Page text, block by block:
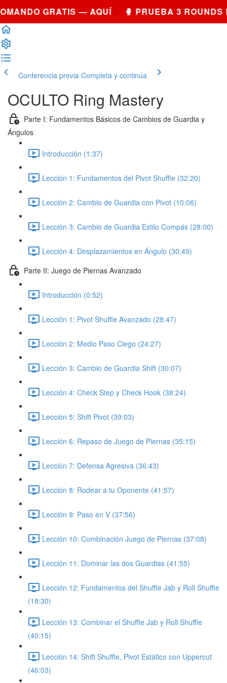
GRATIS — AQUÍ 🥊 PRUEBA 3
Conferencia previa Completa y continúa
OCULTO Ring Mastery
Parte I: Fundamentos Básicos de Cambios de Guardia y
Ángulos
Introducción (1:37)
Lección 1: Fundamentos del Pivot Shuffle (32:20)
Lección 2: Cambio de Guardia con Pivot (10:06)
Lección 3: Cambio de Guardia Estilo Compás (28:00)
Lección 4: Desplazamientos en Ángulo (30:49)
Parte II: Juego de Piernas Avanzado
Introducción (0:52)
Lección 1: Pivot Shuffle Avanzado (28:47)
Lección 2: Medio Paso Ciego (24:27)
Lección 3: Cambio de Guardia Shift (30:07)
Lección 4: Check Step y Check Hook (38:24)
Lección 5: Shift Pivot (39:03)
Lección 6: Repaso de Juego de Piernas (35:15)
Lección 7: Defensa Agresiva (36:43)
Lección 8: Rodear a tu Oponente (41:57)
Lección 9: Paso en V (37:56)
Lección 10: Combinación Juego de Piernas (37:08)
Lección 11: Dominar las dos Guardias (41:55)
Lección 12: Fundamentos del Shuffle Jab y Roll Shuffle
(18:30)
Lección 13: Combinar el Shuffle Jab y Roll Shuffle
(40:15)
Lección 14: Shift Shuffle, Pivot Estático con Uppercut
(46:03)